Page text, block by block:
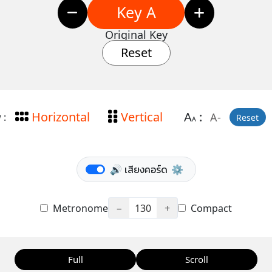
Key A
Original Key
Reset
: Horizontal Vertical AA: A- Reset
🔊 เสียงคอร์ด ⚙️
Metronome − 130 + Compact
Full Scroll